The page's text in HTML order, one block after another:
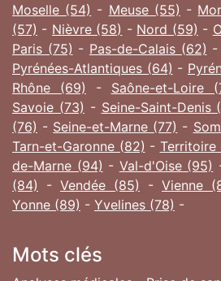
Moselle (54) - Meuse (55) -
(57) - Nièvre (58) - Nord (59) -
Paris (75) - Pas-de-Calais (62) -
Pyrénées-Atlantiques (64) -
Rhône (69) - Saône-et-Loire
Savoie (73) - Seine-Saint-Denis
(76) - Seine-et-Marne (77) -
Tarn-et-Garonne (82) - Territoire
de-Marne (94) - Val-d'Oise (95)
(84) - Vendée (85) - Vienne
Yonne (89) - Yvelines (78) -
Mots clés